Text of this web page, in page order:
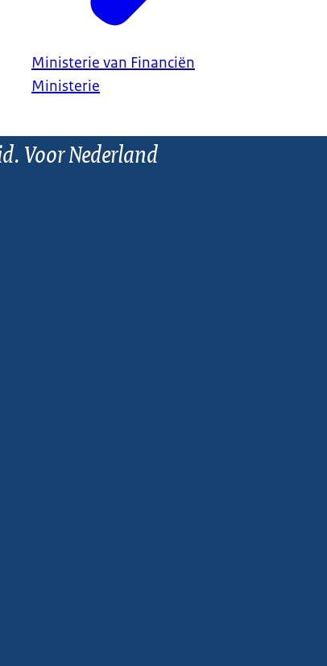
Ministerie van Financiën
Ministerie
Voor Nederland